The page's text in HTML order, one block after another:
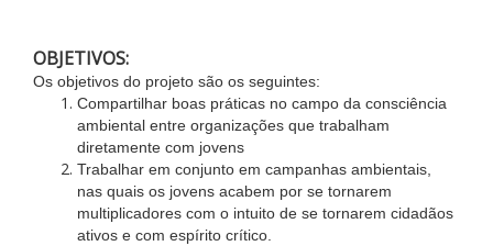
OBJETIVOS:
Os objetivos do projeto são os seguintes:
Compartilhar boas práticas no campo da consciência
ambiental entre organizações que trabalham
diretamente com jovens
Trabalhar em conjunto em campanhas ambientais,
nas quais os jovens acabem por se tornarem
multiplicadores com o intuito de se tornarem cidadãos
ativos e com espírito crítico.